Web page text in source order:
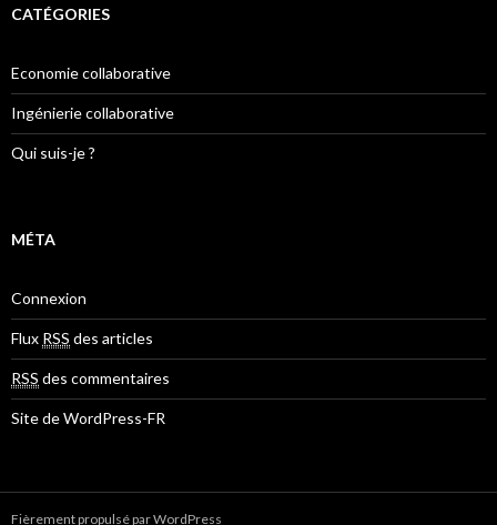
CATÉGORIES
Economie collaborative
Ingénierie collaborative
Qui suis-je ?
MÉTA
Connexion
Flux RSS des articles
RSS des commentaires
Site de WordPress-FR
Fièrement propulsé par WordPress